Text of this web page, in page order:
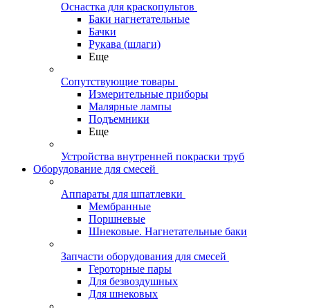
Оснастка для краскопультов
Баки нагнетательные
Бачки
Рукава (шлаги)
Еще
Сопутствующие товары
Измерительные приборы
Малярные лампы
Подъемники
Еще
Устройства внутренней покраски труб
Оборудование для смесей
Аппараты для шпатлевки
Мембранные
Поршневые
Шнековые. Нагнетательные баки
Запчасти оборудования для смесей
Героторные пары
Для безвоздушных
Для шнековых